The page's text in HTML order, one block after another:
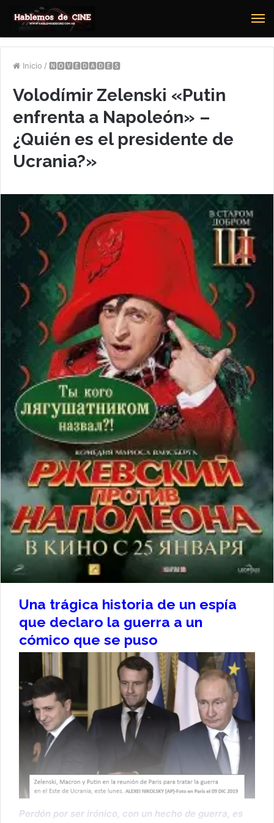
Inicio / 🅽🅾🆅🅴🅳🅰🅳🅴🆂
Volodímir Zelenski «Putin
enfrenta a Napoleón» –
¿Quién es el presidente de
Ucrania?»
Una trágica historia de un espía
que declaro la guerra a un
cómico que se puso
Perdón por ser irónico, con un hecho de guerra, es